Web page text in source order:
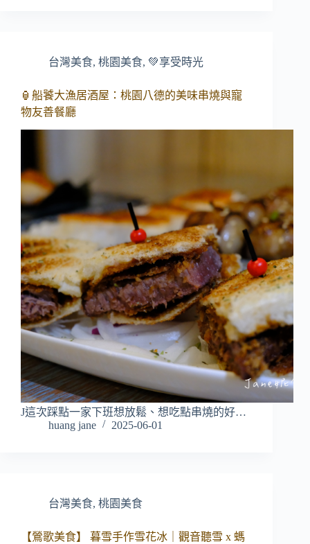
台灣美食, 桃園美食, 💚享受時光
🏮船饕大漁居酒屋：桃園八德的美味串燒與寵
物友善餐廳
J這次踩點一家下班想放鬆、想吃點串燒的好…
huang jane
2025-06-01
台灣美食, 桃園美食
【鶯歌美食】 暮雪手作雪花冰｜觀音聽雪 x 螞